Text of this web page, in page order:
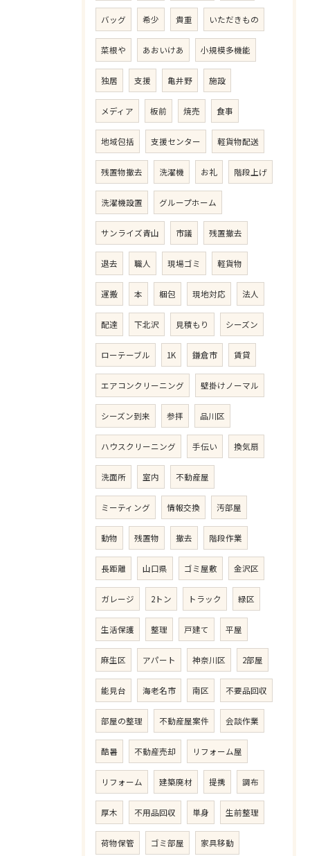
バッグ 希少 貴重 いただきもの
菜根や あおいけあ 小規模多機能
独居 支援 亀井野 施設
メディア 板前 焼売 食事
地域包括 支援センター 軽貨物配送
残置物撤去 洗濯機 お礼 階段上げ
洗濯機設置 グループホーム
サンライズ青山 市議 残置撤去
退去 職人 現場ゴミ 軽貨物
運搬 本 梱包 現地対応 法人
配達 下北沢 見積もり シーズン
ローテーブル 1K 鎌倉市 賃貸
エアコンクリーニング 壁掛けノーマル
シーズン到来 参拝 品川区
ハウスクリーニング 手伝い 換気扇
洗面所 室内 不動産屋
ミーティング 情報交換 汚部屋
動物 残置物 撤去 階段作業
長距離 山口県 ゴミ屋敷 金沢区
ガレージ 2トン トラック 緑区
生活保護 整理 戸建て 平屋
麻生区 アパート 神奈川区 2部屋
能見台 海老名市 南区 不要品回収
部屋の整理 不動産屋案件 会談作業
酷暑 不動産売却 リフォーム屋
リフォーム 建築廃材 提携 調布
厚木 不用品回収 単身 生前整理
荷物保管 ゴミ部屋 家具移動